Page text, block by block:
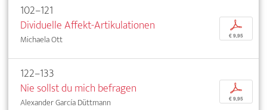
102–121
Dividuelle Affekt-Artikulationen
Michaela Ott
p
€ 9,95
122–133
Nie sollst du mich befragen
Alexander García Düttmann
p
€ 9,95